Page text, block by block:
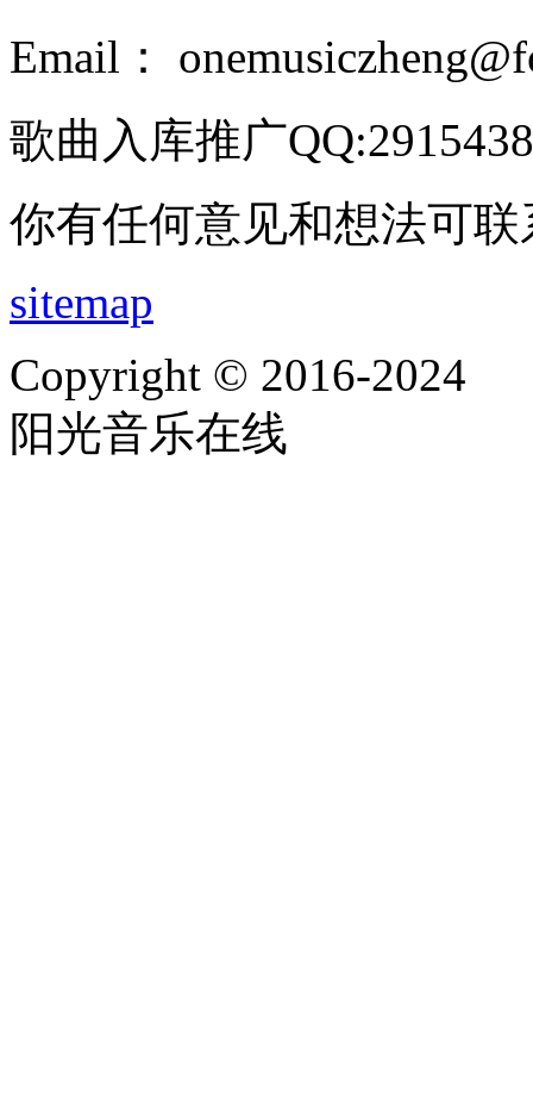
Email：
歌曲入库推广
你有任何意见和想法可
sitemap
Copyright © 2016-2024
阳光音乐在线